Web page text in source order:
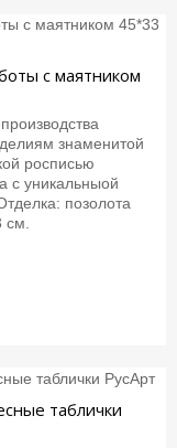
с маятником
знаменитой
росписью
с уникальныой
позолота
см.
таблички